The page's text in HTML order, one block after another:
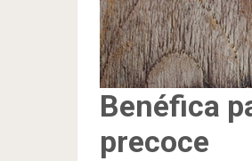
Benéfica
precoce